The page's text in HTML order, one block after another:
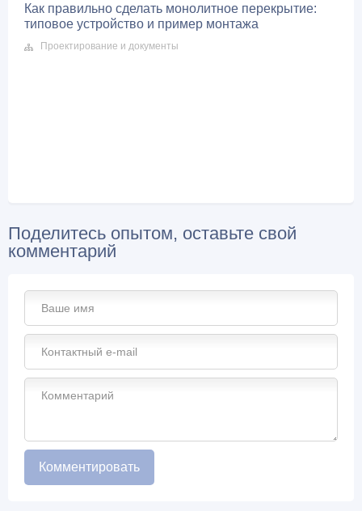
Как правильно сделать монолитное перекрытие:
типовое устройство и пример монтажа
Проектирование и документы
Поделитесь опытом, оставьте свой
комментарий